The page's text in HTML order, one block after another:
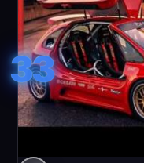
33